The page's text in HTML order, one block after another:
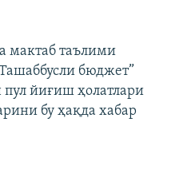
мактаб таълими
бюджет”
пул йиғиш ҳолатлари
бу ҳақда хабар